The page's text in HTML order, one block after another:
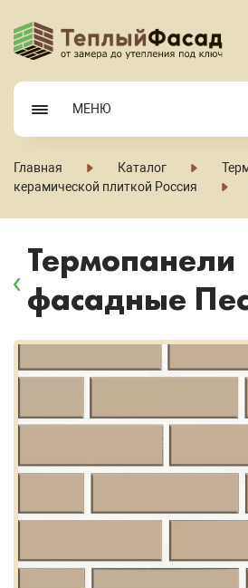
МЕНЮ
Главная Каталог
керамической плиткой Россия
Термопанели
фасадные